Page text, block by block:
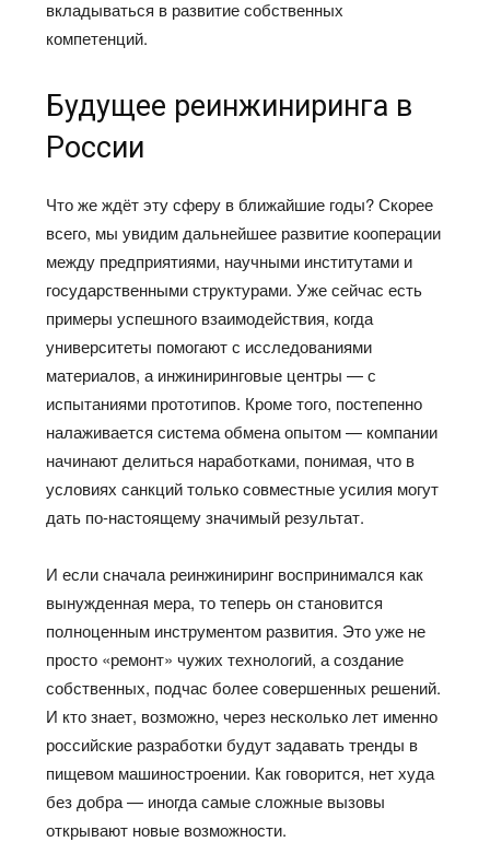
вкладываться в развитие собственных
компетенций.
Будущее реинжиниринга в
России
Что же ждёт эту сферу в ближайшие годы? Скорее
всего, мы увидим дальнейшее развитие кооперации
между предприятиями, научными институтами и
государственными структурами. Уже сейчас есть
примеры успешного взаимодействия, когда
университеты помогают с исследованиями
материалов, а инжиниринговые центры — с
испытаниями прототипов. Кроме того, постепенно
налаживается система обмена опытом — компании
начинают делиться наработками, понимая, что в
условиях санкций только совместные усилия могут
дать по-настоящему значимый результат.
И если сначала реинжиниринг воспринимался как
вынужденная мера, то теперь он становится
полноценным инструментом развития. Это уже не
просто «ремонт» чужих технологий, а создание
собственных, подчас более совершенных решений.
И кто знает, возможно, через несколько лет именно
российские разработки будут задавать тренды в
пищевом машиностроении. Как говорится, нет худа
без добра — иногда самые сложные вызовы
открывают новые возможности.